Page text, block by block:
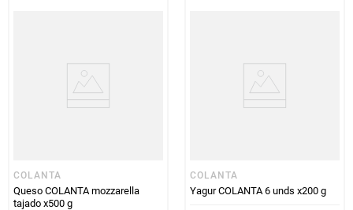
COLANTA
Queso COLANTA mozzarella
tajado x500 g
COLANTA
Yagur COLANTA 6 unds x200 g